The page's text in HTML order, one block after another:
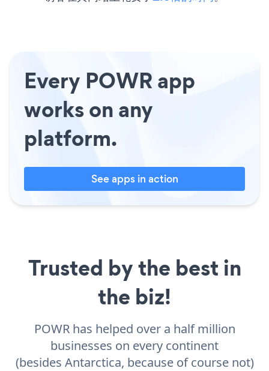
Every POWR app
works on any
platform.
See apps in action
Trusted by the best in
the biz!
POWR has helped over a half million
businesses on every continent
(besides Antarctica, because of course not)